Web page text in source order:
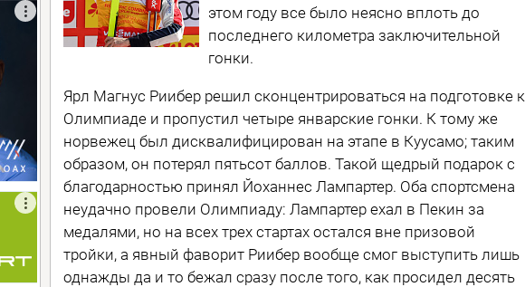
этом году все было неясно вплоть до
последнего километра заключительной
гонки.
Ярл Магнус Риибер решил сконцентрироваться на подготовке к
Олимпиаде и пропустил четыре январские гонки. К тому же
норвежец был дисквалифицирован на этапе в Куусамо; таким
образом, он потерял пятьсот баллов. Такой щедрый подарок с
благодарностью принял Йоханнес Лампартер. Оба спортсмена
неудачно провели Олимпиаду: Лампартер ехал в Пекин за
медалями, но на всех трех стартах остался вне призовой
тройки, а явный фаворит Риибер вообще смог выступить лишь
однажды да и то бежал сразу после того, как просидел десять